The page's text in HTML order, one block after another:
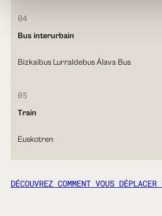
04
Bus interurbain
Bizkaibus Lurraldebus Álava Bus
05
Train
Euskotren
DÉCOUVREZ COMMENT VOUS